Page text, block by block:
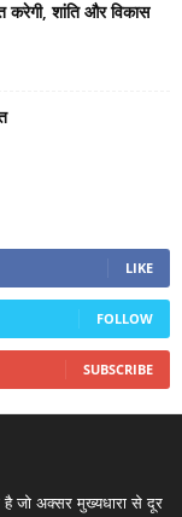
करेगी, शांति और विकास
LIKE
FOLLOW
SUBSCRIBE
जो अक्सर मुख्यधारा से दूर